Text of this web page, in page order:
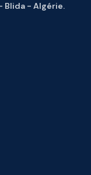
Blida - Algérie.